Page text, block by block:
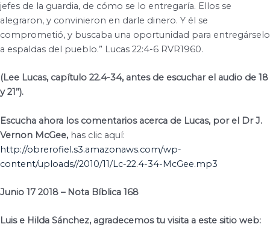
jefes de la guardia, de cómo se lo entregaría. Ellos se
alegraron, y convinieron en darle dinero. Y él se
comprometió, y buscaba una oportunidad para entregárselo
a espaldas del pueblo.” Lucas 22:4-6 RVR1960.
(Lee Lucas, capítulo 22.4-34, antes de escuchar el audio de 18
y 21’’).
Escucha ahora los comentarios acerca de Lucas, por el Dr J.
Vernon McGee, has clic aquí:
http://obrerofiel.s3.amazonaws.com/wp-
content/uploads//2010/11/Lc-22.4-34-McGee.mp3
Junio 17 2018 – Nota Bíblica 168
Luis e Hilda Sánchez, agradecemos tu visita a este sitio web: